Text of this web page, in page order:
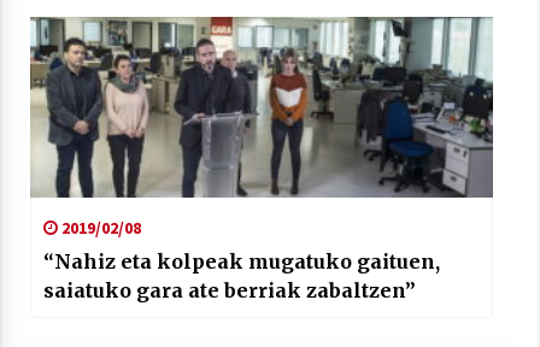
2019/02/08
“Nahiz eta kolpeak mugatuko gaituen,
saiatuko gara ate berriak zabaltzen”